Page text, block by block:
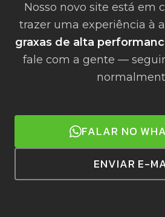
Nosso novo site está em
trazer uma experiência à
graxas de alta
fale com a gente —
FALAR NO
ENVIAR E-